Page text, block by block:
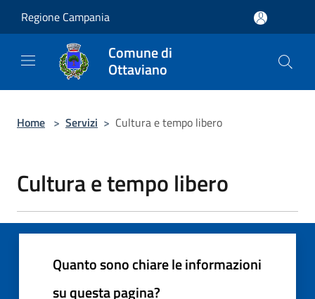
Regione Campania
Comune di
Ottaviano
Home > Servizi > Cultura e tempo libero
Cultura e tempo libero
Quanto sono chiare le informazioni
su questa pagina?